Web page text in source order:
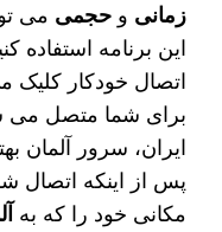
زمانی وحجمی می‌
این برنامه استفاده
اتصال خودکار کلیک
برای شما متصل می‌
ایران، سرور آلمان
پس از اینکه اتصال
مکانی خود را که به